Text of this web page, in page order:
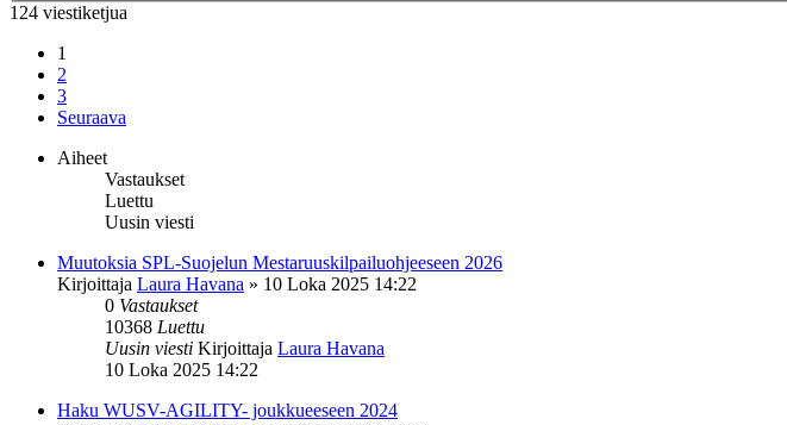
124 viestiketjua
1
2
3
Seuraava
Aiheet
Vastaukset
Luettu
Uusin viesti
Muutoksia SPL-Suojelun Mestaruuskilpailuohjeeseen 2026
Kirjoittaja Laura Havana » 10 Loka 2025 14:22
0 Vastaukset
10368 Luettu
Uusin viesti Kirjoittaja Laura Havana
10 Loka 2025 14:22
Haku WUSV-AGILITY- joukkueeseen 2024